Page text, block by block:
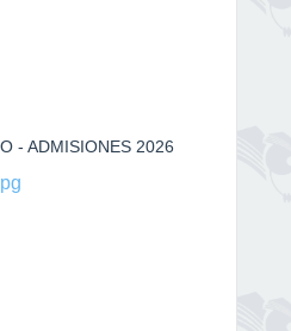
- ADMISIONES 2026